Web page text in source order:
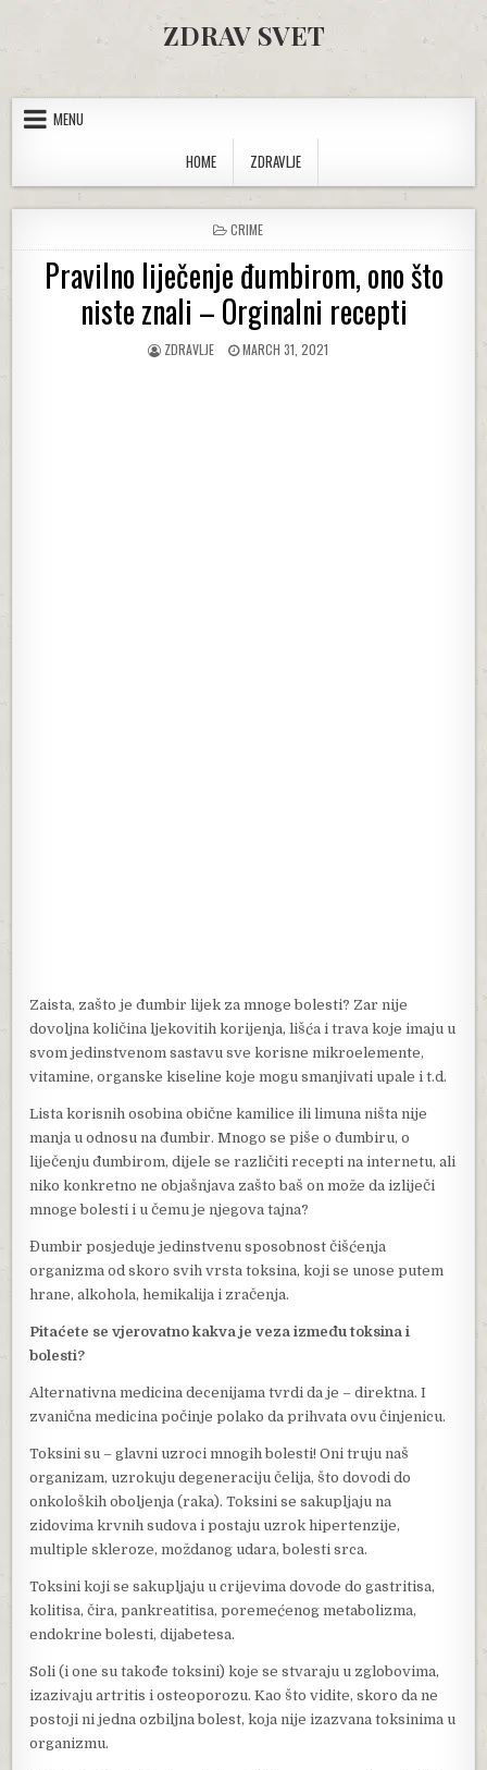
ZDRAV SVET
MENU
HOME
ZDRAVLJE
POSTED IN
CRIME
Pravilno liječenje đumbirom, ono što
niste znali – Orginalni recepti
AUTHOR:
ZDRAVLJE PUBLISHED DATE:
MARCH 31, 2021
Zaista, zašto je đumbir lijek za mnoge bolesti? Zar nije
dovoljna količina ljekovitih korijenja, lišća i trava koje imaju u
svom jedinstvenom sastavu sve korisne mikroelemente,
vitamine, organske kiseline koje mogu smanjivati upale i t.d.
Lista korisnih osobina obične kamilice ili limuna ništa nije
manja u odnosu na đumbir. Mnogo se piše o đumbiru, o
liječenju đumbirom, dijele se različiti recepti na internetu, ali
niko konkretno ne objašnjava zašto baš on može da izliječi
mnoge bolesti i u čemu je njegova tajna?
Đumbir posjeduje jedinstvenu sposobnost čišćenja
organizma od skoro svih vrsta toksina, koji se unose putem
hrane, alkohola, hemikalija i zračenja.
Pitaćete se vjerovatno kakva je veza između toksina i
bolesti?
Alternativna medicina decenijama tvrdi da je – direktna. I
zvanična medicina počinje polako da prihvata ovu činjenicu.
Toksini su – glavni uzroci mnogih bolesti! Oni truju naš
organizam, uzrokuju degeneraciju čelija, što dovodi do
onkoloških oboljenja (raka). Toksini se sakupljaju na
zidovima krvnih sudova i postaju uzrok hipertenzije,
multiple skleroze, moždanog udara, bolesti srca.
Toksini koji se sakupljaju u crijevima dovode do gastritisa,
kolitisa, čira, pankreatitisa, poremećenog metabolizma,
endokrine bolesti, dijabetesa.
Soli (i one su takođe toksini) koje se stvaraju u zglobovima,
izazivaju artritis i osteoporozu. Kao što vidite, skoro da ne
postoji ni jedna ozbiljna bolest, koja nije izazvana toksinima u
organizmu.